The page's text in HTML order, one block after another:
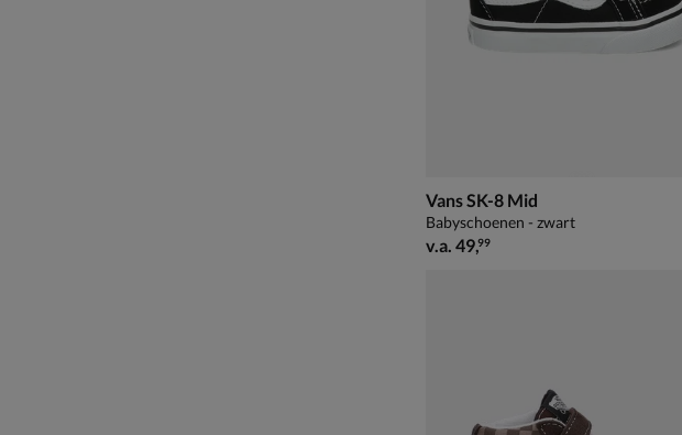
Vans SK-8 Mid
Babyschoenen - zwart
vanaf € 49,99
v.a. 49,99